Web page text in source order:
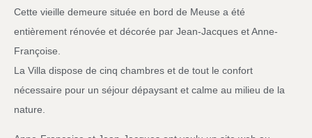
Cette vieille demeure située en bord de Meuse a été
entièrement rénovée et décorée par Jean-Jacques et Anne-
Françoise.
La Villa dispose de cinq chambres et de tout le confort
nécessaire pour un séjour dépaysant et calme au milieu de la
nature.